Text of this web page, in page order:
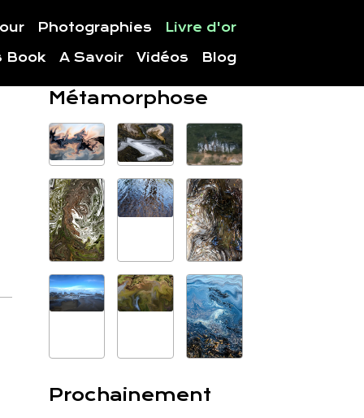
Photographies Livre d'or
Book A Savoir Vidéos Blog
Métamorphose
Prochainement